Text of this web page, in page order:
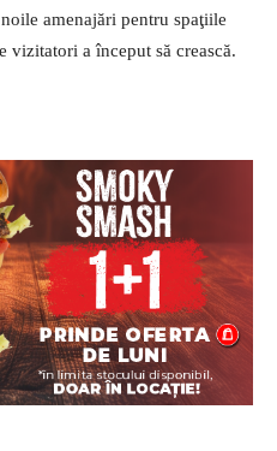
amenajări pentru spaţiile
vizitatori a început să crească.